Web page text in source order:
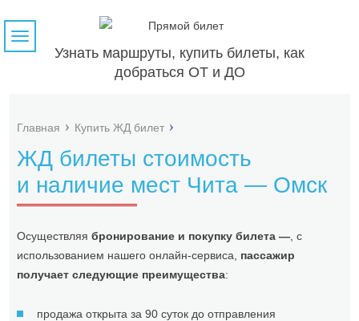
Узнать маршруты, купить билеты, как
добраться ОТ и ДО
Навигация
Главная Купить ЖД билет
ЖД билеты стоимость
и наличие мест Чита — Омск
Осуществляябронирование и покупку билета — , с
использованием нашего онлайн-сервиса, пассажир
получает следующие преимущества:
продажа открыта за 90 суток до отправления